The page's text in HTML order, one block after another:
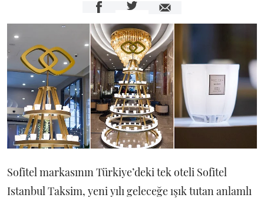
Sofitel markasının Türkiye’deki tek oteli Sofitel
Istanbul Taksim, yeni yılı geleceğe ışık tutan anlamlı